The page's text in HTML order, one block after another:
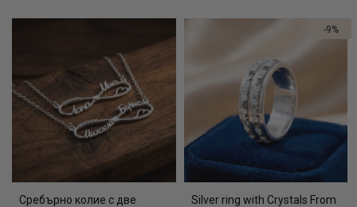
Сребърно колие с две
Silver ring with Crystals From
-9%